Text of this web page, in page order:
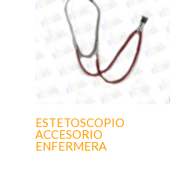
ESTETOSCOPIO
ACCESORIO
ENFERMERA